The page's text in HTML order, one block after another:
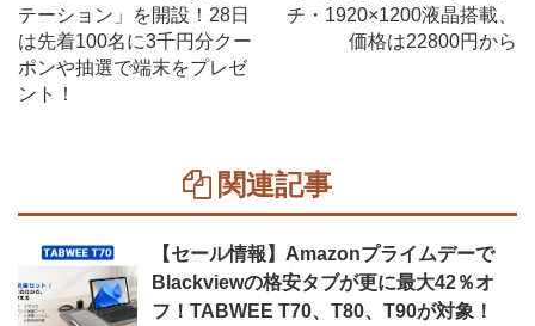
テーション」を開設！28日
は先着100名に3千円分クー
ポンや抽選で端末をプレゼ
ント！
チ・1920×1200液晶搭載、
価格は22800円から
関連記事
【セール情報】Amazonプライムデーで
Blackviewの格安タブが更に最大42％オ
フ！TABWEE T70、T80、T90が対象！